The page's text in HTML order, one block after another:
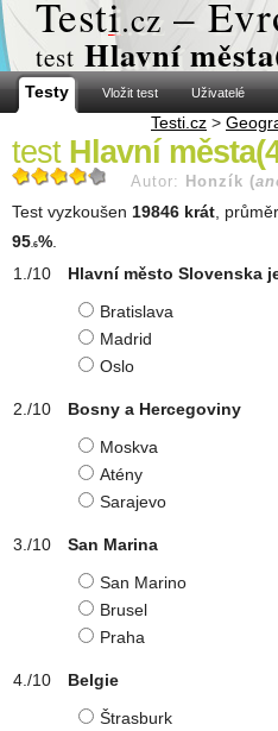
Testi.cz –
test Hlavní
Testy Vložit test Uživatelé
Testi.cz >
test Hlavní
Autor: Honzík (
Test vyzkoušen 19846 krát ,
95 .6%
Hlavní město Slovenska
Bratislava
Madrid
Oslo
Bosny a Hercegoviny
Moskva
Atény
Sarajevo
San Marina
San Marino
Brusel
Praha
Belgie
Štrasburk